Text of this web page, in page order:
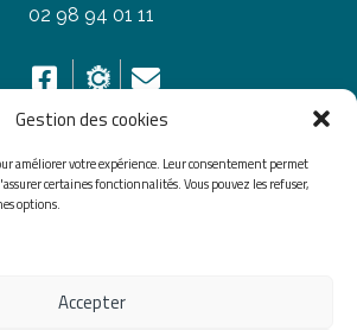
Gestion des cookies
améliorer votre expérience. Leur consentement permet
certaines fonctionnalités. Vous pouvez les refuser,
options.
Accepter
02 98 94 01 11
D’OUVERTURE
de 8h30 à 12h30 et de 13h30 à
Accessibilité